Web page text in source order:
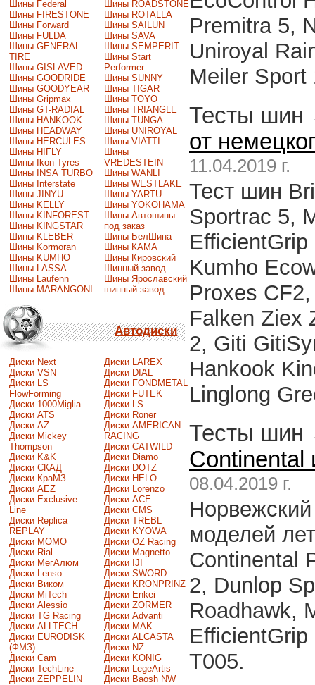
Шины Federal
Шины FIRESTONE
Шины Forward
Шины FULDA
Шины GENERAL
TIRE
Шины GISLAVED
Шины GOODRIDE
Шины GOODYEAR
Шины Gripmax
Шины GT-RADIAL
Шины HANKOOK
Шины HEADWAY
Шины HERCULES
Шины HIFLY
Шины Ikon Tyres
Шины INSA TURBO
Шины Interstate
Шины JINYU
Шины KELLY
Шины KINFOREST
Шины KINGSTAR
Шины KLEBER
Шины Kormoran
Шины KUMHO
Шины LASSA
Шины Laufenn
Шины MARANGONI
Шины ROADSTONE
Шины ROTALLA
Шины SAILUN
Шины SAVA
Шины SEMPERIT
Шины Start
Performer
Шины SUNNY
Шины TIGAR
Шины TOYO
Шины TRIANGLE
Шины TUNGA
Шины UNIROYAL
Шины VIATTI
Шины
VREDESTEIN
Шины WANLI
Шины WESTLAKE
Шины YARTU
Шины YOKOHAMA
Шины Автошины
под заказ
Шины БелШина
Шины КАМА
Шины Кировский
Шинный завод
Шины Ярославский
шинный завод
Автодиски
Диски Next
Диски VSN
Диски LS
FlowForming
Диски 1000Miglia
Диски ATS
Диски AZ
Диски Mickey
Thompson
Диски K&K
Диски СКАД
Диски КраМЗ
Диски AEZ
Диски Exclusive
Line
Диски Replica
REPLAY
Диски MOMO
Диски Rial
Диски МегАлюм
Диски Lenso
Диски Виком
Диски MiTech
Диски Alessio
Диски TG Racing
Диски ALLTECH
Диски EURODISK
(ФМЗ)
Диски Cam
Диски TechLine
Диски ZEPPELIN
Диски LAREX
Диски DIAL
Диски FONDMETAL
Диски FUTEK
Диски LS
Диски Roner
Диски AMERICAN
RACING
Диски CATWILD
Диски Diamo
Диски DOTZ
Диски HELO
Диски Lorenzo
Диски ACE
Диски CMS
Диски TREBL
Диски KYOWA
Диски OZ Racing
Диски Magnetto
Диски IJI
Диски SWORD
Диски KRONPRINZ
Диски Enkei
Диски ZORMER
Диски Advanti
Диски MAK
Диски ALCASTA
Диски NZ
Диски KONIG
Диски LegeArtis
Диски Baosh NW
Premitra 5,
Uniroyal
Meiler Sport
Тесты
от
11.04.2019 г.
Тест шин
Sportrac 5,
Kumho
Proxes
Falken Ziex
2, Giti
Hankook
Linglong
Тесты
Continental
08.04.2019 г.
моделей
Continental
2, Dunlop
Roadhawk,
T005.